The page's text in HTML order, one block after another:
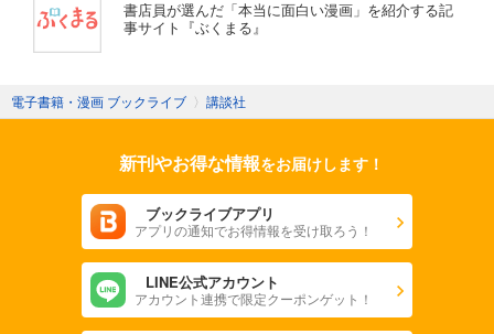
書店員が選んだ「本当に面白い漫画」を紹介する記
事サイト『ぶくまる』
電子書籍・漫画 ブックライブ 〉 講談社
新刊やお得な情報をお届けします！
ブックライブアプリ
アプリの通知でお得情報を受け取ろう！
LINE公式アカウント
アカウント連携で限定クーポンゲット！